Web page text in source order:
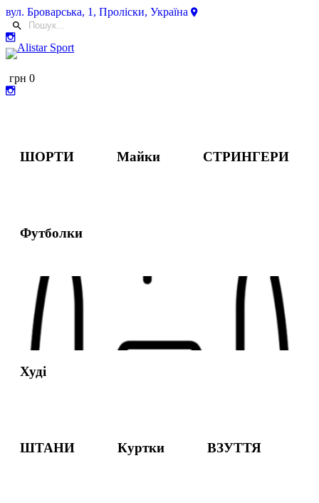
вул. Броварська, 1, Проліски, Україна
грн 0
ШОРТИ Майки СТРИНГЕРИ
Футболки
Худі
ШТАНИ Куртки ВЗУТТЯ